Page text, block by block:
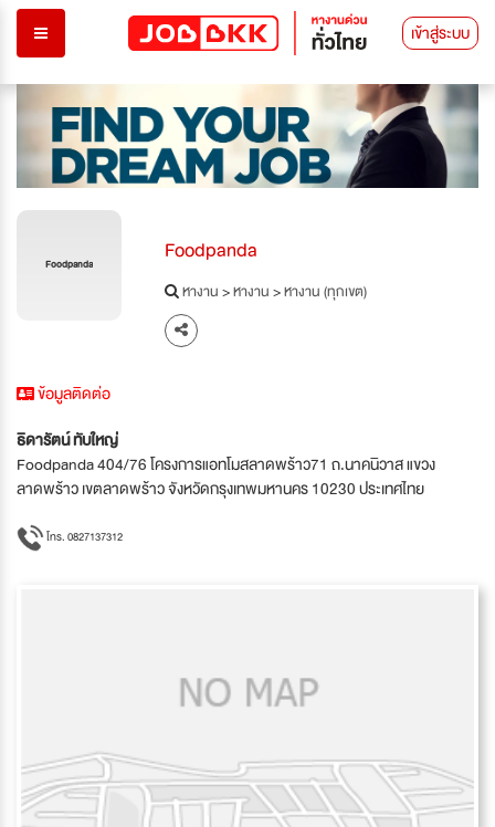
เข้าสู่ระบบ
Foodpanda Foodpanda
หางาน>หางาน>หางาน (ทุกเขต)
ข้อมูลติดต่อ
ธิดารัตน์ ทับใหญ่
Foodpanda 404/76 โครงการแอทโมสลาดพร้าว71 ถ.นาคนิวาส แขวง
ลาดพร้าว เขตลาดพร้าว จังหวัดกรุงเทพมหานคร 10230 ประเทศไทย
โทร. 0827137312